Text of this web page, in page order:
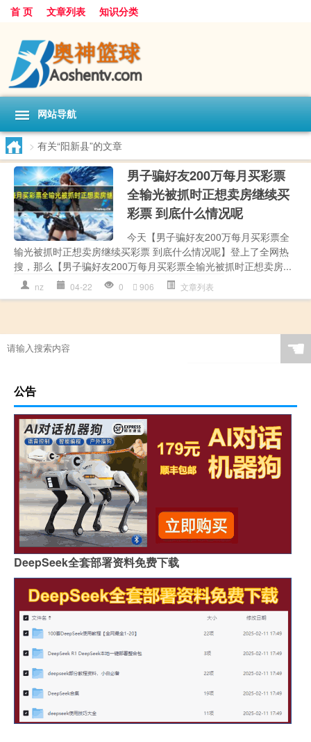
首 页 文章列表 知识分类
网站导航
> 有关“阳新县”的文章
男子骗好友200万每月买彩票
全输光被抓时正想卖房继续买
彩票 到底什么情况呢
今天【男子骗好友200万每月买彩票全
输光被抓时正想卖房继续买彩票 到底什么情况呢】登上了全网热
搜，那么【男子骗好友200万每月买彩票全输光被抓时正想卖房...
nz 04-22 0 906 文章列表
☚
公告
DeepSeek全套部署资料免费下载